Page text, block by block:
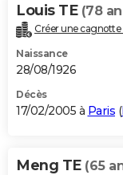
Louis TE (78
Créer une cagnotte
Naissance
28/08/1926
Décès
17/02/2005 à Paris (
Meng TE (65